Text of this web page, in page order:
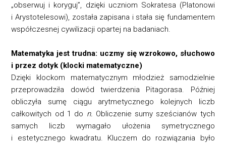
„obserwuj i koryguj”, dzięki uczniom Sokratesa (Platonowi
i Arystotelesowi), została zapisana i stała się fundamentem
współczesnej cywilizacji opartej na badaniach.
Matematyka jest trudna: uczmy się wzrokowo, słuchowo
i przez dotyk (klocki matematyczne)
Dzięki klockom matematycznym młodzież samodzielnie
przeprowadziła dowód twierdzenia Pitagorasa. Później
obliczyła sumę ciągu arytmetycznego kolejnych liczb
całkowitych od 1 do n. Obliczenie sumy sześcianów tych
samych liczb wymagało ułożenia symetrycznego
i estetycznego kwadratu. Kluczem do rozwiązania było